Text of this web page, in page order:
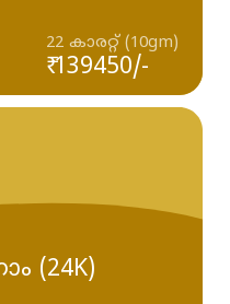
22 കാരറ്റ് (10gm)
₹ 139450/-
(24K)